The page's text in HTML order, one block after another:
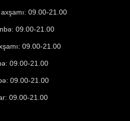
09.00-21.00
09.00-21.00
09.00-21.00
09.00-21.00
09.00-21.00
09.00-21.00